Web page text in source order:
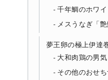
千年鯛のホワ
メスうなぎ「
夢王卵の極上伊達
大和肉鶏の男
その他のおせ